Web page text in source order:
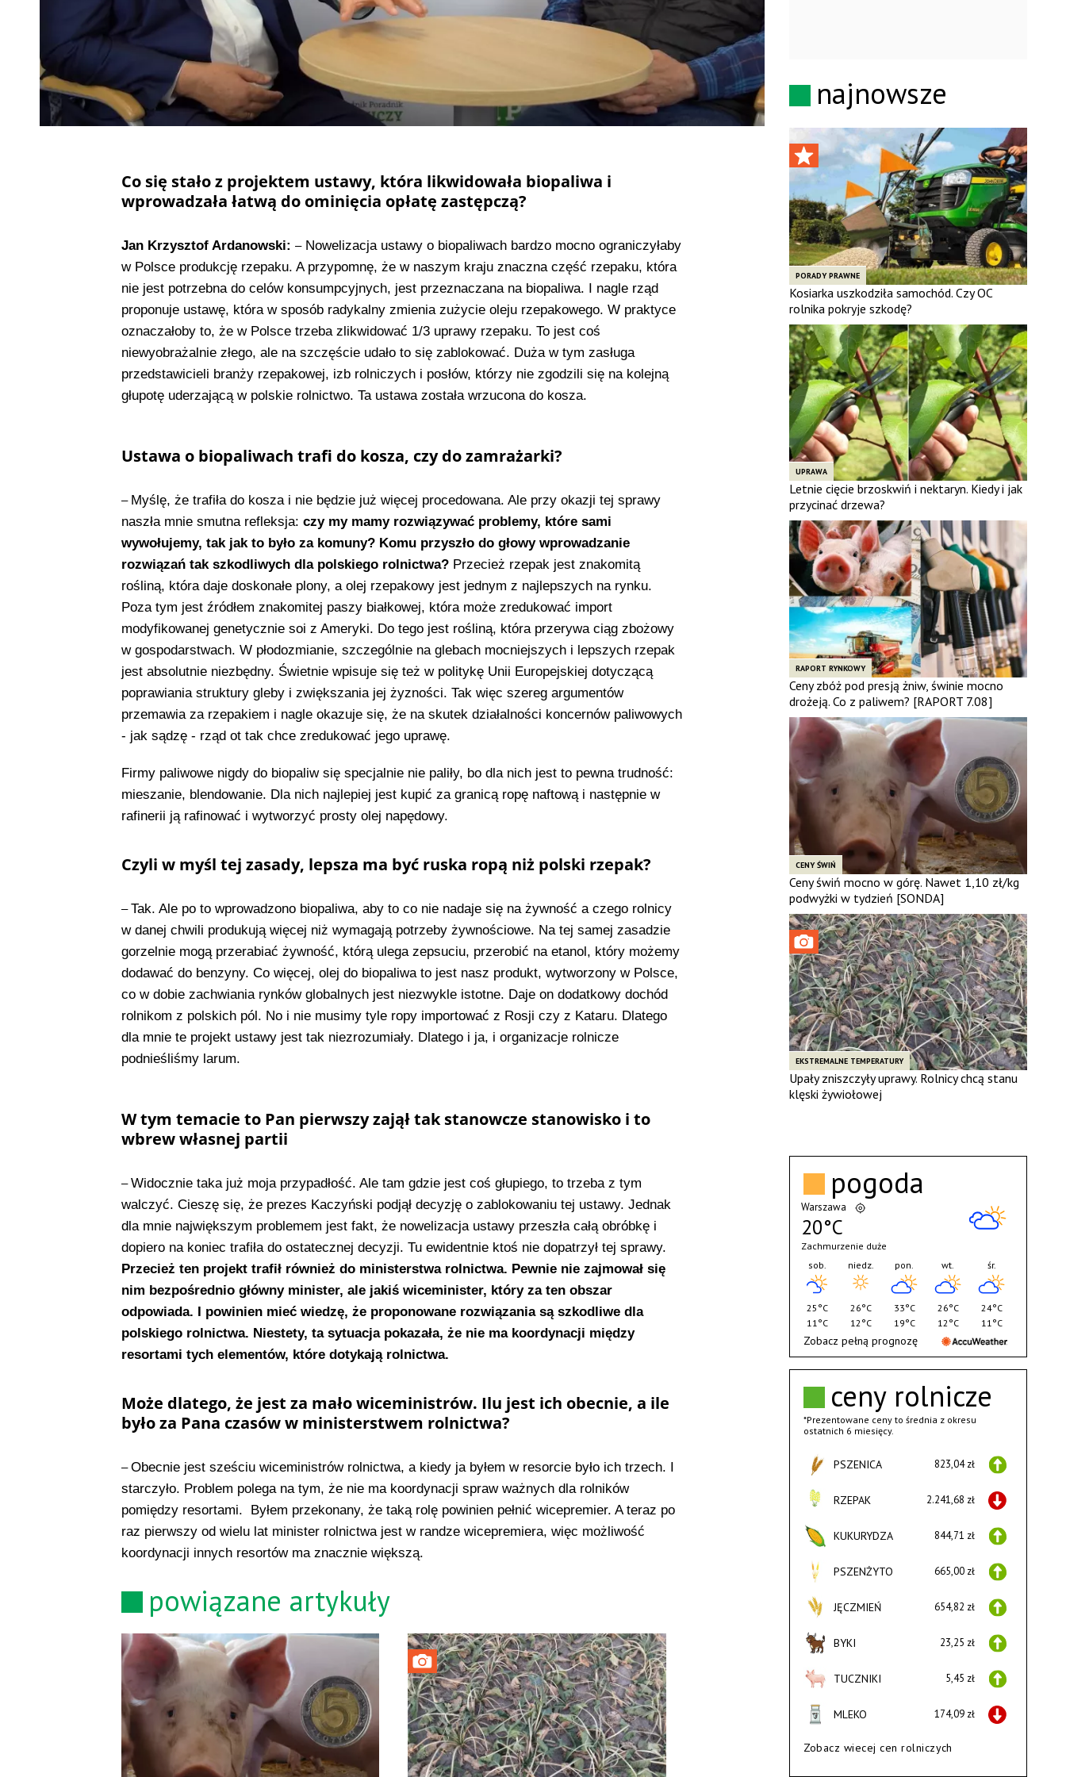
Co się stało z projektem ustawy, która likwidowała biopaliwa i
wprowadzała łatwą do ominięcia opłatę zastępczą?
Jan Krzysztof Ardanowski: –Nowelizacja ustawy o biopaliwach bardzo mocno ograniczyłaby
w Polsce produkcję rzepaku. A przypomnę, że w naszym kraju znaczna część rzepaku, która
nie jest potrzebna do celów konsumpcyjnych, jest przeznaczana na biopaliwa. I nagle rząd
proponuje ustawę, która w sposób radykalny zmienia zużycie oleju rzepakowego. W praktyce
oznaczałoby to, że w Polsce trzeba zlikwidować 1/3 uprawy rzepaku. To jest coś
niewyobrażalnie złego, ale na szczęście udało to się zablokować. Duża w tym zasługa
przedstawicieli branży rzepakowej, izb rolniczych i posłów, którzy nie zgodzili się na kolejną
głupotę uderzającą w polskie rolnictwo. Ta ustawa została wrzucona do kosza.
Ustawa o biopaliwach trafi do kosza, czy do zamrażarki?
– Myślę, że trafiła do kosza i nie będzie już więcej procedowana. Ale przy okazji tej sprawy
naszła mnie smutna refleksja: czy my mamy rozwiązywać problemy, które sami
wywołujemy, tak jak to było za komuny? Komu przyszło do głowy wprowadzanie
rozwiązań tak szkodliwych dla polskiego rolnictwa?Przecież rzepak jest znakomitą
rośliną, która daje doskonałe plony, a olej rzepakowy jest jednym z najlepszych na rynku.
Poza tym jest źródłem znakomitej paszy białkowej, która może zredukować import
modyfikowanej genetycznie soi z Ameryki. Do tego jest rośliną, która przerywa ciąg zbożowy
w gospodarstwach. W płodozmianie, szczególnie na glebach mocniejszych i lepszych rzepak
jest absolutnie niezbędny. Świetnie wpisuje się też w politykę Unii Europejskiej dotyczącą
poprawiania struktury gleby i zwiększania jej żyzności. Tak więc szereg argumentów
przemawia za rzepakiem i nagle okazuje się, że na skutek działalności koncernów paliwowych
- jak sądzę - rząd ot tak chce zredukować jego uprawę.
Firmy paliwowe nigdy do biopaliw się specjalnie nie paliły, bo dla nich jest to pewna trudność:
mieszanie, blendowanie. Dla nich najlepiej jest kupić za granicą ropę naftową i następnie w
rafinerii ją rafinować i wytworzyć prosty olej napędowy.
Czyli w myśl tej zasady, lepsza ma być ruska ropą niż polski rzepak?
–Tak. Ale po to wprowadzono biopaliwa, aby to co nie nadaje się na żywność a czego rolnicy
w danej chwili produkują więcej niż wymagają potrzeby żywnościowe. Na tej samej zasadzie
gorzelnie mogą przerabiać żywność, którą ulega zepsuciu, przerobić na etanol, który możemy
dodawać do benzyny. Co więcej, olej do biopaliwa to jest nasz produkt, wytworzony w Polsce,
co w dobie zachwiania rynków globalnych jest niezwykle istotne. Daje on dodatkowy dochód
rolnikom z polskich pól. No i nie musimy tyle ropy importować z Rosji czy z Kataru. Dlatego
dla mnie te projekt ustawy jest tak niezrozumiały. Dlatego i ja, i organizacje rolnicze
podnieśliśmy larum.
W tym temacie to Pan pierwszy zajął tak stanowcze stanowisko i to
wbrew własnej partii
–Widocznie taka już moja przypadłość. Ale tam gdzie jest coś głupiego, to trzeba z tym
walczyć. Cieszę się, że prezes Kaczyński podjął decyzję o zablokowaniu tej ustawy. Jednak
dla mnie największym problemem jest fakt, że nowelizacja ustawy przeszła całą obróbkę i
dopiero na koniec trafiła do ostatecznej decyzji. Tu ewidentnie ktoś nie dopatrzył tej sprawy.
Przecież ten projekt trafił również do ministerstwa rolnictwa. Pewnie nie zajmował się
nim bezpośrednio główny minister, ale jakiś wiceminister, który za ten obszar
odpowiada. I powinien mieć wiedzę, że proponowane rozwiązania są szkodliwe dla
polskiego rolnictwa. Niestety, ta sytuacja pokazała, że nie ma koordynacji między
resortami tych elementów, które dotykają rolnictwa.
Może dlatego, że jest za mało wiceministrów. Ilu jest ich obecnie, a ile
było za Pana czasów w ministerstwem rolnictwa?
–Obecnie jest sześciu wiceministrów rolnictwa, a kiedy ja byłem w resorcie było ich trzech. I
starczyło. Problem polega na tym, że nie ma koordynacji spraw ważnych dla rolników
pomiędzy resortami. Byłem przekonany, że taką rolę powinien pełnić wicepremier. A teraz po
raz pierwszy od wielu lat minister rolnictwa jest w randze wicepremiera, więc możliwość
koordynacji innych resortów ma znacznie większą.
powiązane artykuły
najnowsze
PORADY PRAWNE
Kosiarka uszkodziła samochód. Czy OC
rolnika pokryje szkodę?
UPRAWA
Letnie cięcie brzoskwiń i nektaryn. Kiedy i jak
przycinać drzewa?
RAPORT RYNKOWY
Ceny zbóż pod presją żniw, świnie mocno
drożeją. Co z paliwem? [RAPORT 7.08]
CENY ŚWIŃ
Ceny świń mocno w górę. Nawet 1,10 zł/kg
podwyżki w tydzień [SONDA]
EKSTREMALNE TEMPERATURY
Upały zniszczyły uprawy. Rolnicy chcą stanu
klęski żywiołowej
ceny rolnicze
*Prezentowane ceny to średnia z okresu
ostatnich 6 miesięcy.
PSZENICA 823,04 zł
RZEPAK 2.241,68 zł
KUKURYDZA 844,71 zł
PSZENŻYTO 665,00 zł
JĘCZMIEŃ 654,82 zł
BYKI 23,25 zł
TUCZNIKI 5,45 zł
MLEKO 174,09 zł
Zobacz wiecej cen rolniczych
pogoda
Warszawa
20°C
Zachmurzenie duże
sob.
25°C
11°C
niedz.
26°C
12°C
pon.
33°C
19°C
wt.
26°C
12°C
śr.
24°C
11°C
Zobacz pełną prognozę